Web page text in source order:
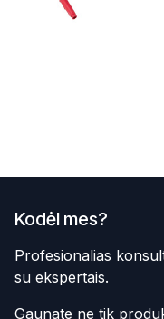
Kodėl mes?
Profesionalias
su ekspertais.
Gaunate ne tik